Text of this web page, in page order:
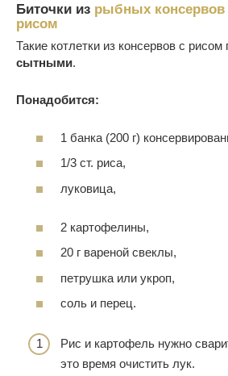
Биточки из рыбных
рисом
Такие котлетки из консервов с рисом
сытными.
Понадобится:
1 банка (200 г)
1/3 ст. риса,
луковица,
2 картофелины,
20 г вареной свеклы,
петрушка или укроп,
соль и перец.
Рис и картофель нужно
это время очистить лук.